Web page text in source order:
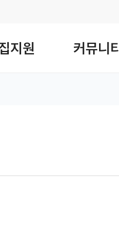
지원 커뮤니티
열기